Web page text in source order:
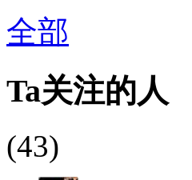
全部
Ta关注的人
(43)